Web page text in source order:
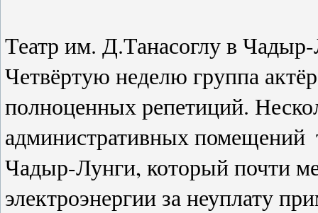
Театр им. Д.Танасоглу в Чадыр-
Четвёртую неделю группа
полноценных репетиций.
административных помещений
Чадыр-Лунги, который почти
электроэнергии за неуплату